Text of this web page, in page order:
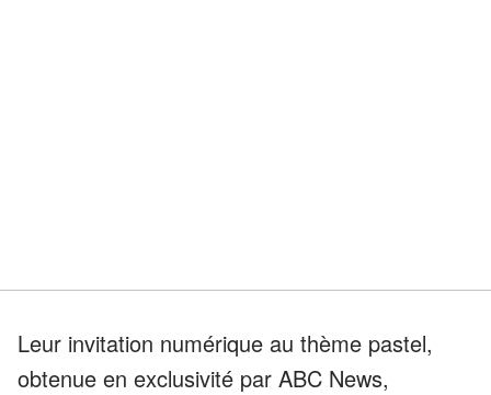
Leur invitation numérique au thème pastel,
obtenue en exclusivité par ABC News,